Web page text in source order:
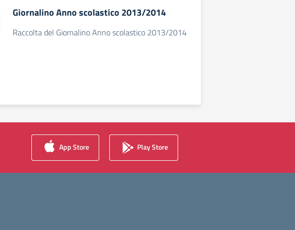
Giornalino Anno scolastico 2013/2014
Raccolta del Giornalino Anno scolastico 2013/2014
App Store Play Store